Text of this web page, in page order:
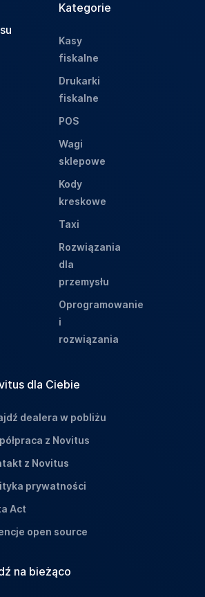
Kategorie
Kasy
fiskalne
Drukarki
fiskalne
POS
Wagi
sklepowe
Kody
kreskowe
Taxi
Rozwiązania
dla
przemysłu
Oprogramowanie
i
rozwiązania
dla Ciebie
dealera w pobliżu
z Novitus
z Novitus
prywatności
Act
open source
na bieżąco